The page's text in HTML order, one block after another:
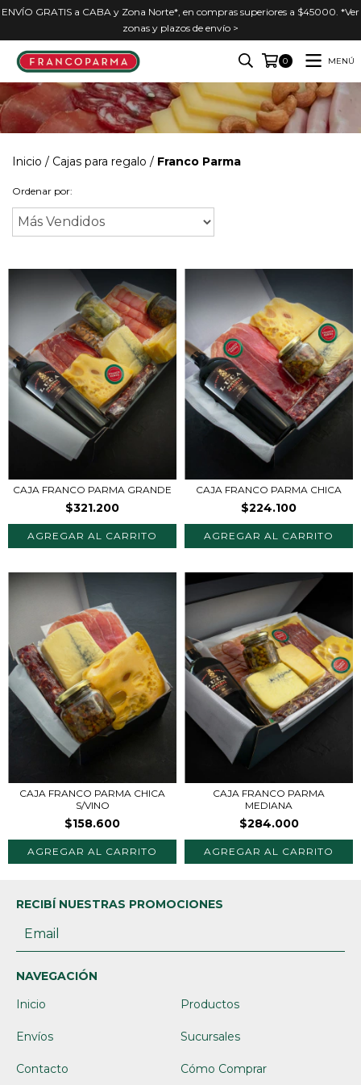
ENVÍO GRATIS a CABA y Zona Norte*, en compras superiores a $45000. *Ver
zonas y plazos de envío >
0 MENÚ
Inicio / Cajas para regalo / Franco Parma
Ordenar por:
CAJA FRANCO PARMA GRANDE
$321.200
AGREGAR AL CARRITO
CAJA FRANCO PARMA CHICA
$224.100
AGREGAR AL CARRITO
CAJA FRANCO PARMA CHICA
S/VINO
$158.600
AGREGAR AL CARRITO
CAJA FRANCO PARMA
MEDIANA
$284.000
AGREGAR AL CARRITO
RECIBÍ NUESTRAS PROMOCIONES
NAVEGACIÓN
Inicio
Productos
Envíos Sucursales
Contacto Cómo Comprar